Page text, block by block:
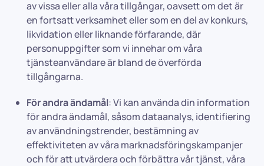
av vissa eller alla våra tillgångar, oavsett om det är
en fortsatt verksamhet eller som en del av konkurs,
likvidation eller liknande förfarande, där
personuppgifter som vi innehar om våra
tjänsteanvändare är bland de överförda
tillgångarna.
För andra ändamål: Vi kan använda din information
för andra ändamål, såsom dataanalys, identifiering
av användningstrender, bestämning av
effektiviteten av våra marknadsföringskampanjer
och för att utvärdera och förbättra vår tjänst, våra